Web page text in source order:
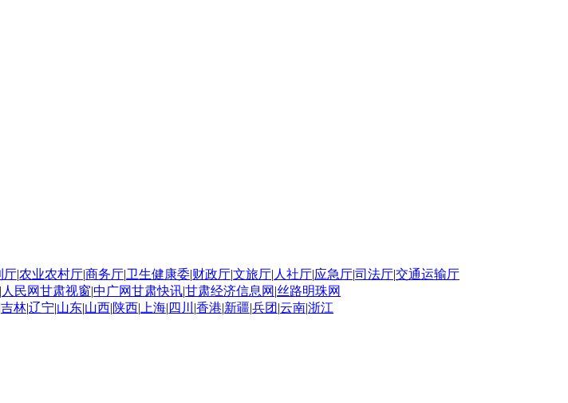
厅|农业农村厅|商务厅|卫生健康委|财政厅|文旅厅| 人社厅|应急厅|司法厅|交通运输厅
| 人民网甘肃视窗|中广网甘肃快讯|甘肃经济信息网 |丝路明珠网
吉林|辽宁|山东|山西|陕西| 上海| 四川 |香港|新疆|兵团 |云南|浙江